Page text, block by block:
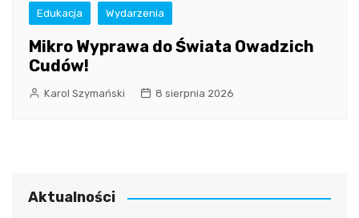
Edukacja Wydarzenia
Mikro Wyprawa do Świata Owadzich
Cudów!
Karol Szymański 8 sierpnia 2026
Aktualności